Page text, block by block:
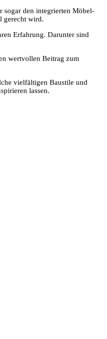
sogar den integrierten Möbel-
gerecht wird.
Erfahrung. Darunter sind
wertvollen Beitrag zum
vielfältigen Baustile und
lassen.